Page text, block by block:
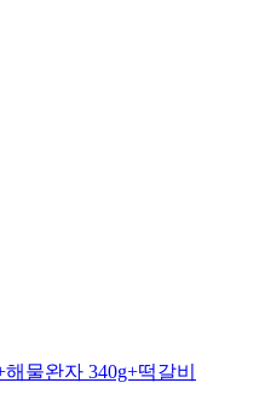
물완자 340g+떡갈비